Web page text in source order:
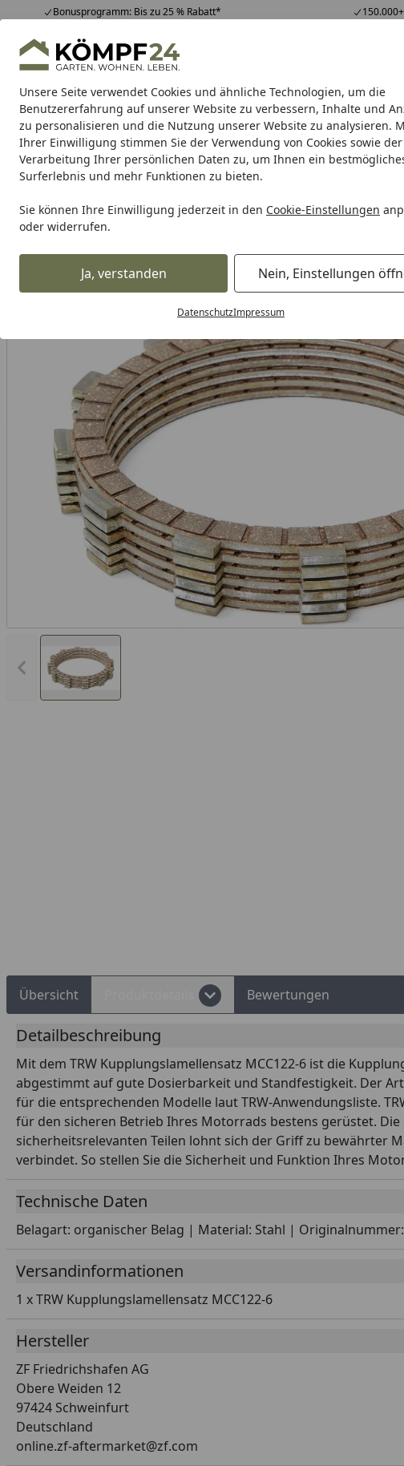
Unsere Seite verwendet Cookies und ähnliche Technologien, um die
Benutzererfahrung auf unserer Website zu verbessern, Inhalte und
zu personalisieren und die Nutzung unserer Website zu analysieren.
Ihrer Einwilligung stimmen Sie der Verwendung von Cookies sowie der
Verarbeitung Ihrer persönlichen Daten zu, um Ihnen ein
Surferlebnis und mehr Funktionen zu bieten.
Sie können Ihre Einwilligung jederzeit in den Cookie-Einstellungen
oder widerrufen.
Ja, verstanden Nein, Einstellungen
DatenschutzImpressum
Bonusprogramm: Bis zu 25 % Rabatt*
Hotline07051 / 9 22 22
Mo-Fr. 8-16 Uhr 25.980 Bewertungen
Alle Produkte
Alle ProdukteHighlights Tipps & Tricks
TRW Bremsbeläge Bremsbacken Bremsen Zubehör
Karibu Pools inkl. gratis
Dein Traumpool im Sorglos-Paket:
Trw Kupplungen TRW Kupplungslamellensatz MCC122-6
Vorheriges Bild anzeigen
Übersicht Bewertungen
Detailbeschreibung
Mit dem TRW Kupplungslamellensatz MCC122-6 ist die
abgestimmt auf gute Dosierbarkeit und Standfestigkeit. Der
für die entsprechenden Modelle laut TRW-Anwendungsliste.
für den sicheren Betrieb Ihres Motorrads bestens gerüstet.
sicherheitsrelevanten Teilen lohnt sich der Griff zu bewährter
verbindet. So stellen Sie die Sicherheit und Funktion Ihres
Technische Daten
Belagart: organischer Belag | Material: Stahl | Originalnummer:
Versandinformationen
1 x TRW Kupplungslamellensatz MCC122-6
Hersteller
ZF Friedrichshafen AG
Obere Weiden 12
97424 Schweinfurt
Deutschland
online.zf-aftermarket@zf.com